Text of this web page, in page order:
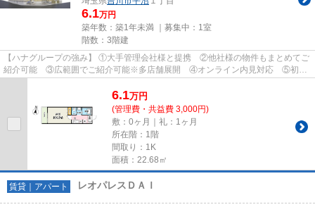
6.1万円
築年数：築1年未満 ｜募集中： 1室
階数：3階建
【ハナグループの強み】 ①大手管理会社様と提携 ②他社様の物件もまとめてご
紹介可能 ③広範囲でご紹介可能※多店舗展開 ④オンライン内見対応 ⑤初期
6.1万円
(管理費・共益費 3,000円)
敷：0ヶ月｜礼：1ヶ月
所在階：1階
間取り：1K
面積：22.68㎡
賃貸｜アパート レオパレスＤＡＩ